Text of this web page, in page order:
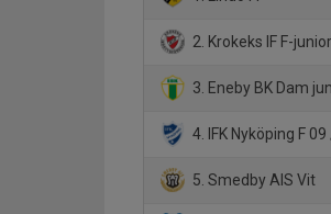
2. Krokeks IF F-
3. Eneby BK Dam
4. IFK Nyköping F
5. Smedby AIS Vit